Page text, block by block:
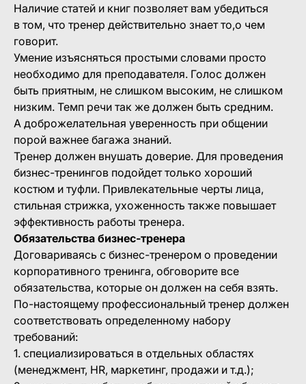
Наличие статей и книг позволяет вам убедиться
в том, что тренер действительно знает то,о чем
говорит.
Умение изъясняться простыми словами просто
необходимо для преподавателя. Голос должен
быть приятным, не слишком высоким, не слишком
низким. Темп речи так же должен быть средним.
А доброжелательная уверенность при общении
порой важнее багажа знаний.
Тренер должен внушать доверие. Для проведения
бизнес-тренингов подойдет только хороший
костюм и туфли. Привлекательные черты лица,
стильная стрижка, ухоженность также повышает
эффективность работы тренера.
Обязательства бизнес-тренера
Договариваясь с бизнес-тренером о проведении
корпоративного тренинга, обговорите все
обязательства, которые он должен на себя взять.
По-настоящему профессиональный тренер должен
соответствовать определенному набору
требований:
1. специализироваться в отдельных областях
(менеджмент, HR, маркетинг, продажи и т.д.);